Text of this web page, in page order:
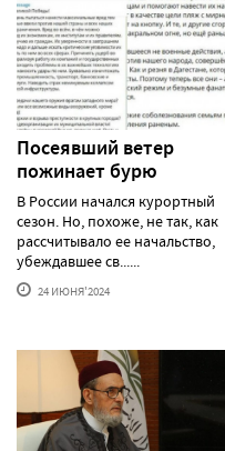
Посеявший ветер
пожинает бурю
В России начался курортный
сезон. Но, похоже, не так, как
рассчитывало ее начальство,
убеждавшее св......
24 ИЮНЯ'2024